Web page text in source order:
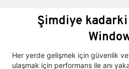
Şimdiye
Her yerde gelişmek için güvenlik
ulaşmak için performans ile anı